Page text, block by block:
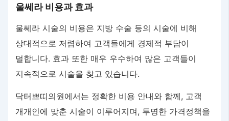
울쎄라 비용과 효과
울쎄라 시술의 비용은 지방 수술 등의 시술에 비해
상대적으로 저렴하여 고객들에게 경제적 부담이
덜합니다. 효과 또한 매우 우수하여 많은 고객들이
지속적으로 시술을 찾고 있습니다.
닥터쁘띠의원에서는 정확한 비용 안내와 함께, 고객
개개인에 맞춘 시술이 이루어지며, 투명한 가격정책을